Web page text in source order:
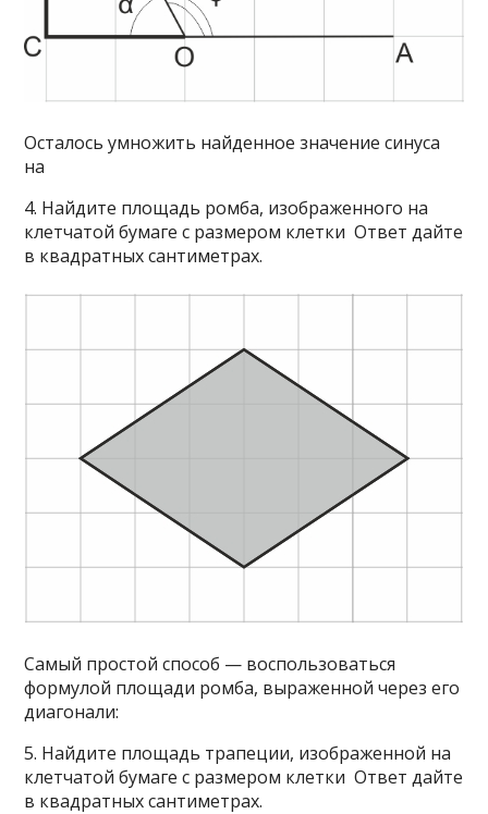
Осталось умножить найденное значение синуса
на
4. Найдите площадь ромба, изображенного на
клетчатой бумаге с размером клетки Ответ дайте
в квадратных сантиметрах.
Самый простой способ — воспользоваться
формулой площади ромба, выраженной через его
диагонали:
5. Найдите площадь трапеции, изображенной на
клетчатой бумаге с размером клетки Ответ дайте
в квадратных сантиметрах.